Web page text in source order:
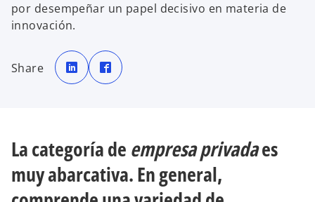
por desempeñar un papel decisivo en materia de
innovación.
Share e
a
b
p
e
t
a
a
e
a
p
e
t
a
a
La categoría de empresa privadaes
muy abarcativa. En general,